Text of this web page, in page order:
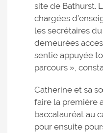
site de Bathurst.
chargées
les secrétaires
demeurées
sentie appuyée
parcours »,
Catherine et sa
faire la première
baccalauréat au
pour ensuite